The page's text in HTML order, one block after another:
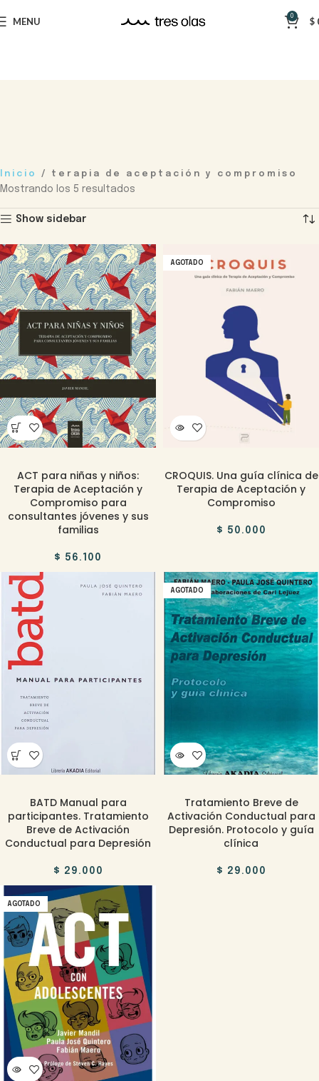
MENU 0 $
Inicio / terapia de aceptación y compromiso
Mostrando los 5 resultados
Show sidebar
ACT para niñas y niños:
Terapia de Aceptación y
Compromiso para
consultantes jóvenes y sus
familias
$ 56.100
AGOTADO
CROQUIS. Una guía clínica de
Terapia de Aceptación y
Compromiso
$ 50.000
BATD Manual para
participantes. Tratamiento
Breve de Activación
Conductual para Depresión
$ 29.000
AGOTADO
Tratamiento Breve de
Activación Conductual para
Depresión. Protocolo y guía
clínica
$ 29.000
AGOTADO